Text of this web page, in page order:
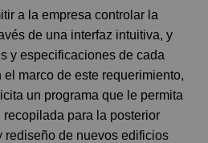
a la empresa controlar la
de una interfaz intuitiva, y
y especificaciones de cada
marco de este requerimiento,
un programa que le permita
para la posterior
rediseño de nuevos edificios